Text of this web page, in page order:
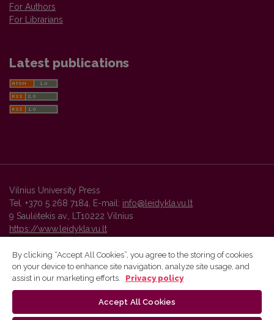
For Authors
For Librarians
Latest publications
Vilnius University Press
Tel. +370 5 268 7184, E-mail: info@leidykla.vu.lt
9 Saulėtekis av., LT10222 Vilnius
https://www.leidykla.vu.lt
Vilnius University Press platform and metadata are distributed by
By clicking “Accept All Cookies”, you agree to the storing of cookies
on your device to enhance site navigation, analyze site usage, and
assist in our marketing efforts.
Privacy policy
Accept All Cookies